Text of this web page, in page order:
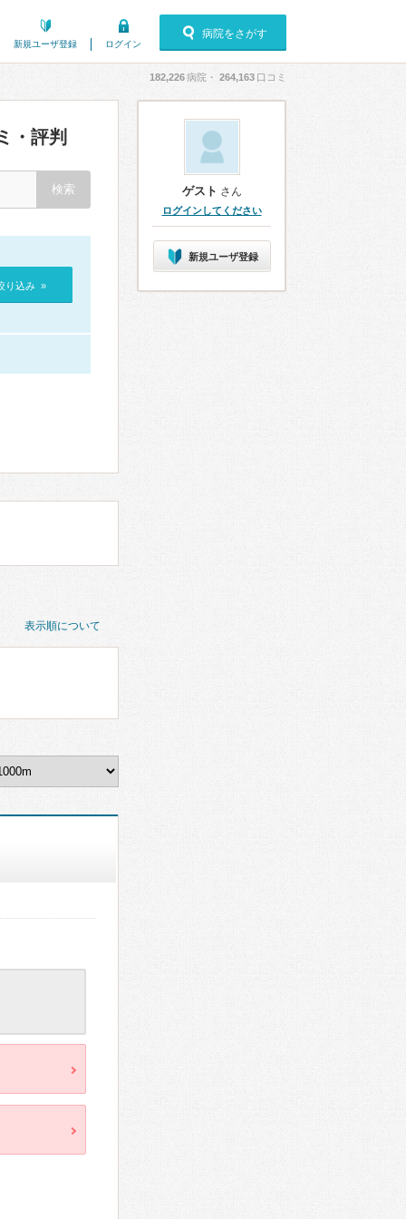
新規ユーザ登録 ログイン
病院をさがす
182,226病院・ 264,163 口コミ
・評判
り込み »
表示順について
ゲスト さん
ログインしてください
新規ユーザ登録